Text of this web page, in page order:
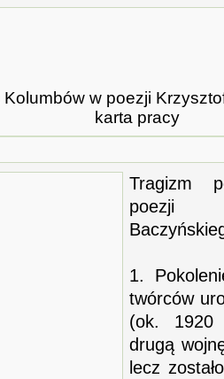
w poezji
karta pracy
Tragizm
poezji
1.
twórców
(ok. 1920
drugą
lecz